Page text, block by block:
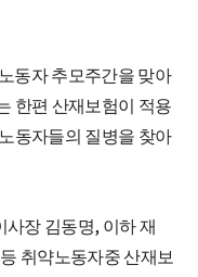
동자 추모주간을 맞아
한편 산재보험이 적용
동자들의 질병을 찾아
사장 김동명, 이하 재
취약노동자중산재보